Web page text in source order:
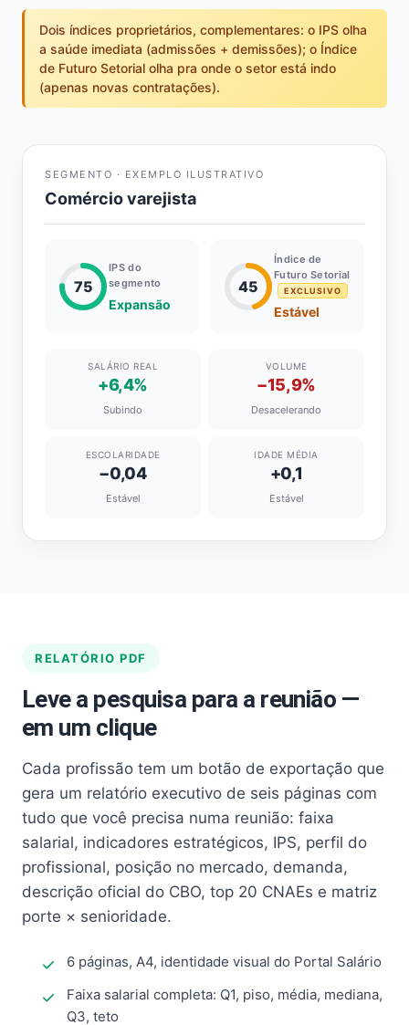
Dois índices proprietários, complementares: o IPS olha
a saúde imediata (admissões + demissões); o Índice
de Futuro Setorial olha pra onde o setor está indo
(apenas novas contratações).
SEGMENTO · EXEMPLO ILUSTRATIVO
Comércio varejista
75
IPS do
segmento
Expansão
45
Índice de
Futuro Setorial
EXCLUSIVO
Estável
SALÁRIO REAL
+6,4%
Subindo
VOLUME
−15,9%
Desacelerando
ESCOLARIDADE
−0,04
Estável
IDADE MÉDIA
+0,1
Estável
RELATÓRIO PDF
Leve a pesquisa para a reunião —
em um clique
Cada profissão tem um botão de exportação que
gera um relatório executivo de seis páginas com
tudo que você precisa numa reunião: faixa
salarial, indicadores estratégicos, IPS, perfil do
profissional, posição no mercado, demanda,
descrição oficial do CBO, top 20 CNAEs e matriz
porte × senioridade.
6 páginas, A4, identidade visual do Portal Salário
Faixa salarial completa: Q1, piso, média, mediana,
Q3, teto